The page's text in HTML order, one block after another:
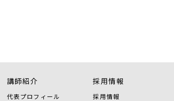
講師紹介
代表プロフィール
採用情報
採用情報